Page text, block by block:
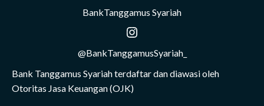
BankTanggamus Syariah
Instagram
@BankTanggamusSyariah_
Bank Tanggamus Syariah terdaftar dan diawasi oleh
Otoritas Jasa Keuangan (OJK)